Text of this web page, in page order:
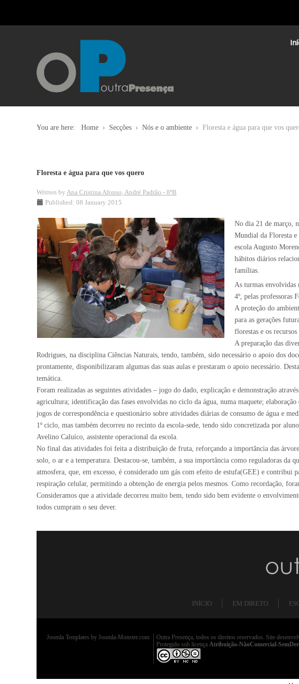
You are here: Home Secções Nós e o ambiente Floresta e água para que vos
Floresta e água para que vos quero
Written by Ana Cristina Afonso, André Padrão - 8ºB
Published: 08 January 2015
No dia 21 de março,
Mundial da Floresta e
escola Augusto
hábitos diários
famílias.
As turmas envolvidas
4º, pelas professoras
A proteção do
para as gerações
florestas e os
A preparação das
Rodrigues, na disciplina Ciências Naturais, tendo, também, sido necessário o apoio dos
prontamente, disponibilizaram algumas das suas aulas e prestaram o apoio necessário.
temática.
Foram realizadas as seguintes atividades – jogo do dado, explicação e demonstração
agricultura; identificação das fases envolvidas no ciclo da água, numa maquete;
jogos de correspondência e questionário sobre atividades diárias de consumo de água e
1º ciclo, mas também decorreu no recinto da escola-sede, tendo sido concretizada por
Avelino Caluíco, assistente operacional da escola.
No final das atividades foi feita a distribuição de fruta, reforçando a importância das
solo, o ar e a temperatura. Destacou-se, também, a sua importância como reguladoras da
atmosfera, que, em excesso, é considerado um gás com efeito de estufa(GEE) e
respiração celular, permitindo a obtenção de energia pelos mesmos. Como recordação,
Consideramos que a atividade decorreu muito bem, tendo sido bem evidente o
todos cumpram o seu dever.
INÍCIO EM DIRETO
Joomla Templates by Joomla-Monster.com
Outra Presença, todos os direitos reservados. Site
Protegido sob licença Atribuição-NãoComercial-